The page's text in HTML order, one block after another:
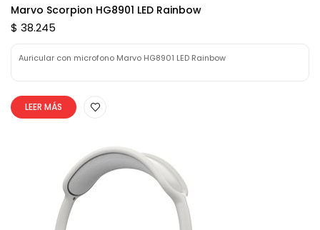
Marvo Scorpion HG8901 LED Rainbow
$ 38.245
Auricular con microfono Marvo HG8901 LED Rainbow
LEER MÁS